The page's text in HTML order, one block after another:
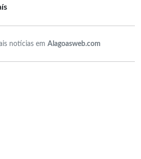
notícias em Alagoasweb.com